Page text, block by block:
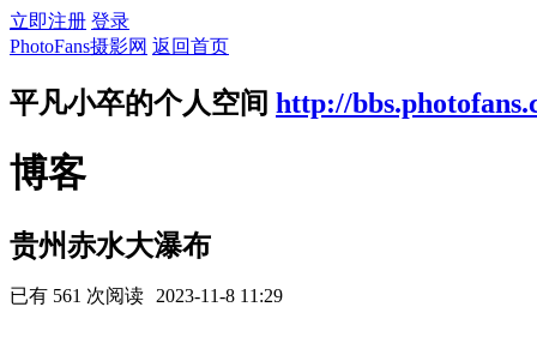
立即注册 登录
PhotoFans摄影网 返回首页
平凡小卒的个人空间 http://
博客
贵州赤水大瀑布
已有 561 次阅读 2023-11-8 11:29